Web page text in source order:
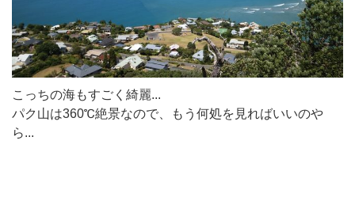
こっちの海もすごく綺麗...
パク山は360℃絶景なので、もう何処を見ればいいのや
ら...